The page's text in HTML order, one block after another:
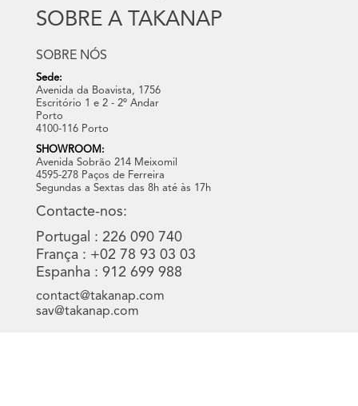
SOBRE A TAKANAP
SOBRE NÓS
Sede:
Avenida da Boavista, 1756
Escritório 1 e 2 - 2º Andar
Porto
4100-116 Porto
SHOWROOM:
Avenida Sobrão 214 Meixomil
4595-278 Paços de Ferreira
Segundas a Sextas das 8h até às 17h
Contacte-nos:
Portugal : 226 090 740
França : +02 78 93 03 03
Espanha : 912 699 988
contact@takanap.com
sav@takanap.com